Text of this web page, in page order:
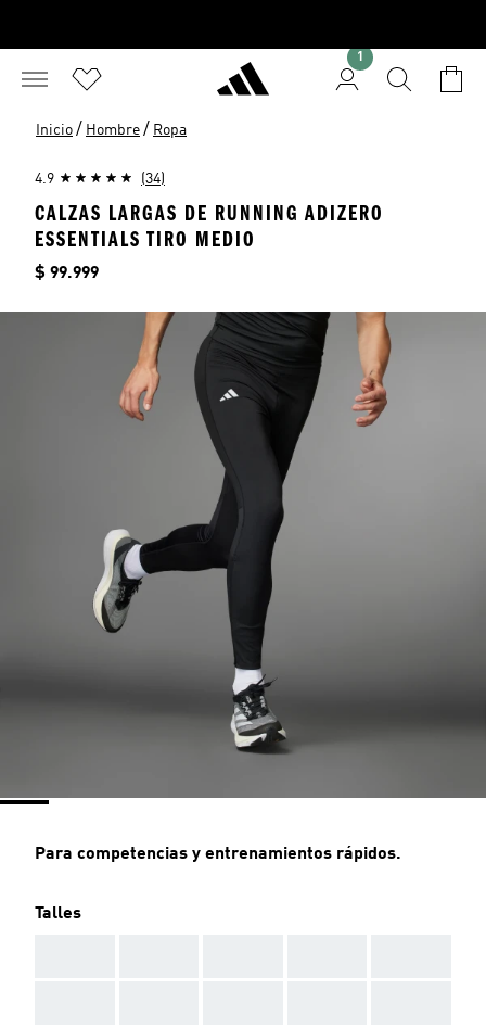
Inicio / Hombre / Ropa
4.9 (34)
CALZAS LARGAS DE RUNNING ADIZERO
ESSENTIALS TIRO MEDIO
Precio
$ 99.999
Para competencias y entrenamientos rápidos.
Talles